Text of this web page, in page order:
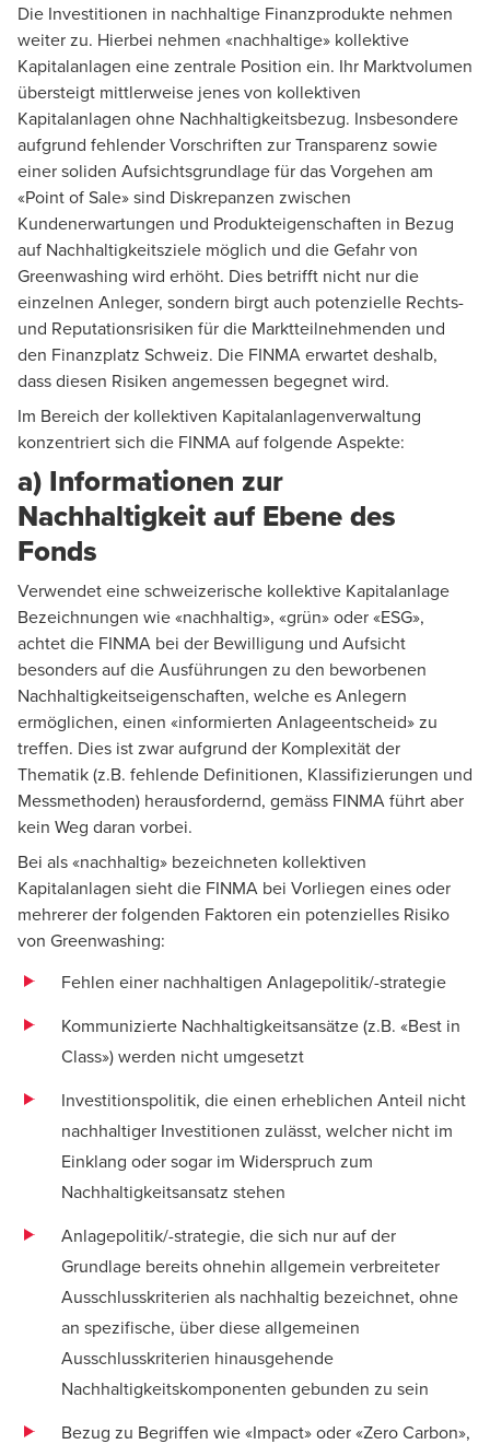
Die Investitionen in nachhaltige Finanzprodukte nehmen
weiter zu. Hierbei nehmen «nachhaltige» kollektive
Kapitalanlagen eine zentrale Position ein. Ihr Marktvolumen
übersteigt mittlerweise jenes von kollektiven
Kapitalanlagen ohne Nachhaltigkeitsbezug. Insbesondere
aufgrund fehlender Vorschriften zur Transparenz sowie
einer soliden Aufsichtsgrundlage für das Vorgehen am
«Point of Sale» sind Diskrepanzen zwischen
Kundenerwartungen und Produkteigenschaften in Bezug
auf Nachhaltigkeitsziele möglich und die Gefahr von
Greenwashing wird erhöht. Dies betrifft nicht nur die
einzelnen Anleger, sondern birgt auch potenzielle Rechts-
und Reputationsrisiken für die Marktteilnehmenden und
den Finanzplatz Schweiz. Die FINMA erwartet deshalb,
dass diesen Risiken angemessen begegnet wird.
Im Bereich der kollektiven Kapitalanlagenverwaltung
konzentriert sich die FINMA auf folgende Aspekte:
a) Informationen zur
Nachhaltigkeit auf Ebene des
Fonds
Verwendet eine schweizerische kollektive Kapitalanlage
Bezeichnungen wie «nachhaltig», «grün» oder «ESG»,
achtet die FINMA bei der Bewilligung und Aufsicht
besonders auf die Ausführungen zu den beworbenen
Nachhaltigkeitseigenschaften, welche es Anlegern
ermöglichen, einen «informierten Anlageentscheid» zu
treffen. Dies ist zwar aufgrund der Komplexität der
Thematik (z.B. fehlende Definitionen, Klassifizierungen und
Messmethoden) herausfordernd, gemäss FINMA führt aber
kein Weg daran vorbei.
Bei als «nachhaltig» bezeichneten kollektiven
Kapitalanlagen sieht die FINMA bei Vorliegen eines oder
mehrerer der folgenden Faktoren ein potenzielles Risiko
von Greenwashing:
Fehlen einer nachhaltigen Anlagepolitik/-strategie
Kommunizierte Nachhaltigkeitsansätze (z.B. «Best in
Class») werden nicht umgesetzt
Investitionspolitik, die einen erheblichen Anteil nicht
nachhaltiger Investitionen zulässt, welcher nicht im
Einklang oder sogar im Widerspruch zum
Nachhaltigkeitsansatz stehen
Anlagepolitik/-strategie, die sich nur auf der
Grundlage bereits ohnehin allgemein verbreiteter
Ausschlusskriterien als nachhaltig bezeichnet, ohne
an spezifische, über diese allgemeinen
Ausschlusskriterien hinausgehende
Nachhaltigkeitskomponenten gebunden zu sein
Bezug zu Begriffen wie «Impact» oder «Zero Carbon»,